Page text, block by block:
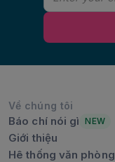
Về chúng tôi
Báo chí nói gì NEW
Giới thiệu
Hê thống văn phòng